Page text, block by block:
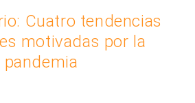
Cuatro tendencias
motivadas por la
pandemia